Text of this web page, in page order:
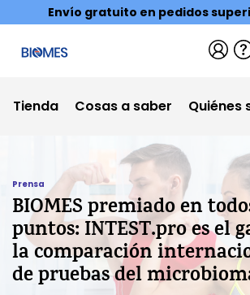
Envío gratuito en pedidos
Tienda Cosas a saber Quiénes
Prensa
BIOMES premiado en
puntos: INTEST.pro es el
la comparación
de pruebas del